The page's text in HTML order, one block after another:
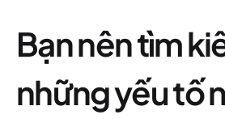
Bạn nên tìm
những yếu tố